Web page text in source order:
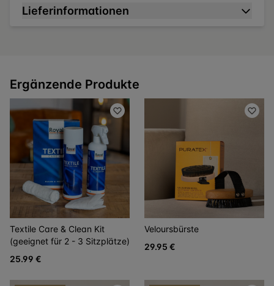
Lieferinformationen
Ergänzende Produkte
Textile Care & Clean Kit
(geeignet für 2 - 3 Sitzplätze)
25.99 €
Veloursbürste
29.95 €